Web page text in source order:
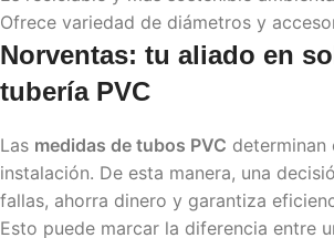
Ofrece variedad de diámetros y
Norventas: tu aliado en
tubería PVC
Las medidas de tubos PVC determinan
instalación. De esta manera, una
fallas, ahorra dinero y garantiza
Esto puede marcar la diferencia entre